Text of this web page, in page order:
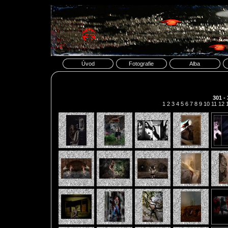
Úvod Fotografie Alba
301 -
1 2 3 4 5 6 7 8 9 10 11 12